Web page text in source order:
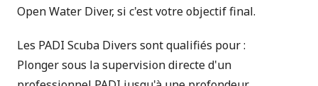
Open Water Diver, si c'est votre objectif final.
Les PADI Scuba Divers sont qualifiés pour :
Plonger sous la supervision directe d'un